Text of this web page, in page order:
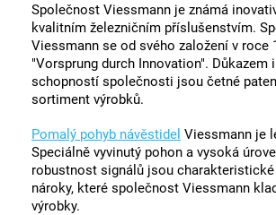
Společnost Viessmann je známá
kvalitním železničním příslušenstvím.
Viessmann se od svého založení v roce
"Vorsprung durch Innovation". Důkazem
schopností společnosti jsou četné
sortiment výrobků.
Pomalý pohyb návěstidel Viessmann je
Speciálně vyvinutý pohon a vysoká
robustnost signálů jsou
nároky, které společnost Viessmann
výrobky.